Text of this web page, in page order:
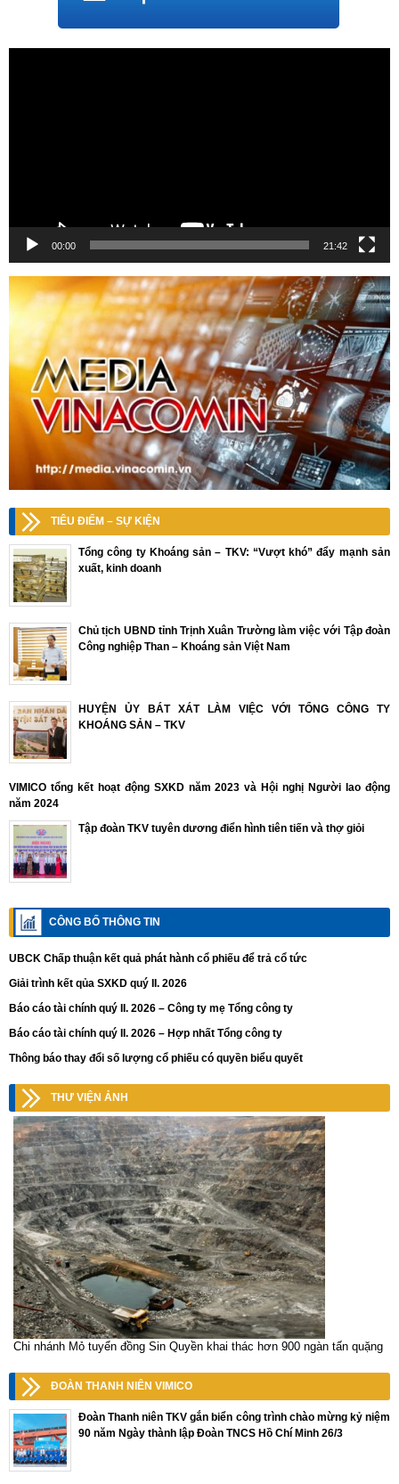
00:00 21:42
TIÊU ĐIỂM – SỰ KIỆN
Tổng công ty Khoáng sản – TKV: “Vượt khó” đẩy mạnh sản
xuất, kinh doanh
Chủ tịch UBND tỉnh Trịnh Xuân Trường làm việc với Tập đoàn
Công nghiệp Than – Khoáng sản Việt Nam
HUYỆN ỦY BÁT XÁT LÀM VIỆC VỚI TỔNG CÔNG TY
KHOÁNG SẢN – TKV
VIMICO tổng kết hoạt động SXKD năm 2023 và Hội nghị Người lao động
năm 2024
Tập đoàn TKV tuyên dương điển hình tiên tiến và thợ giỏi
CÔNG BỐ THÔNG TIN
UBCK Chấp thuận kết quả phát hành cổ phiếu để trả cổ tức
Giải trình kết qủa SXKD quý II. 2026
Báo cáo tài chính quý II. 2026 – Công ty mẹ Tổng công ty
Báo cáo tài chính quý II. 2026 – Hợp nhất Tổng công ty
Thông báo thay đổi số lượng cổ phiếu có quyền biểu quyết
THƯ VIỆN ẢNH
Chi nhánh Mỏ tuyển đồng Sin Quyền khai thác hơn 900 ngàn tấn quặng
ĐOÀN THANH NIÊN VIMICO
Đoàn Thanh niên TKV gắn biển công trình chào mừng kỷ niệm
90 năm Ngày thành lập Đoàn TNCS Hồ Chí Minh 26/3